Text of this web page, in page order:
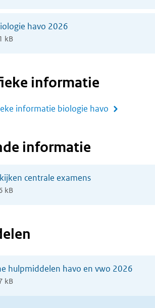
havo 2026
kB
informatie
informatie biologie havo
informatie
centrale examens
kB
hulpmiddelen havo en vwo 2026
kB